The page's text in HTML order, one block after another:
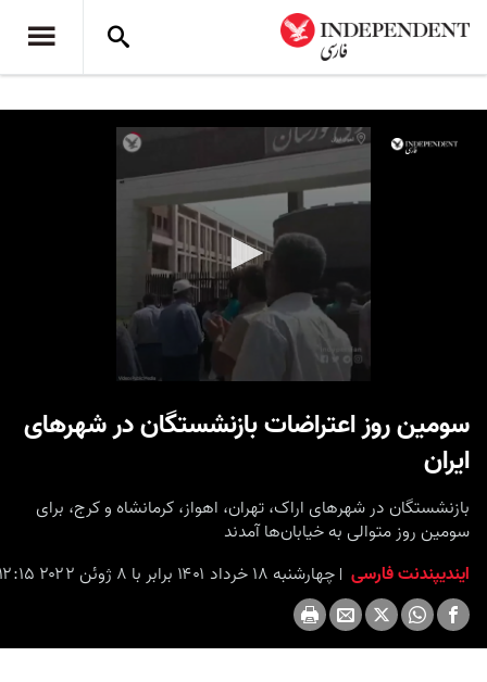
of
49
سومین روز اعتراضات بازنشستگان در شهرهای
ایران
بازنشستگان در شهرهای اراک، تهران، اهواز، کرمانشاه و کرج، برای
سومین روز متوالی به خیابان‌ها آمدند
ایندیپندنت فارسی چهارشنبه ۱۸ خرداد ۱۴۰۱ برابر با ۸ ژوئن ۲۰۲۲ ۱۲:۱۵